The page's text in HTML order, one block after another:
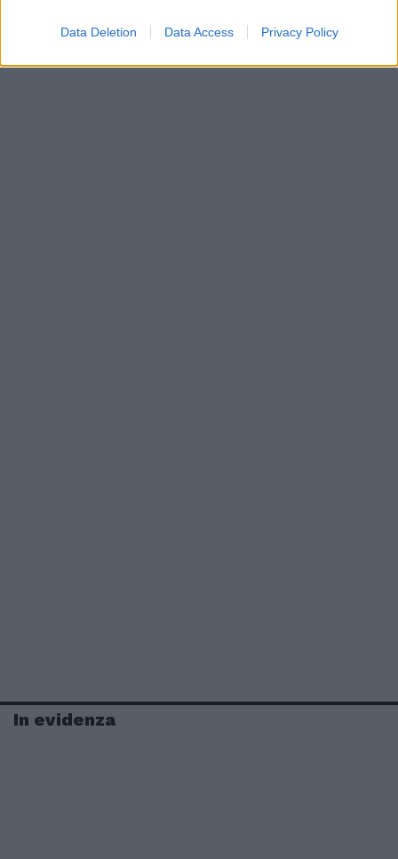
Data Deletion Data Access Privacy Policy
In evidenza